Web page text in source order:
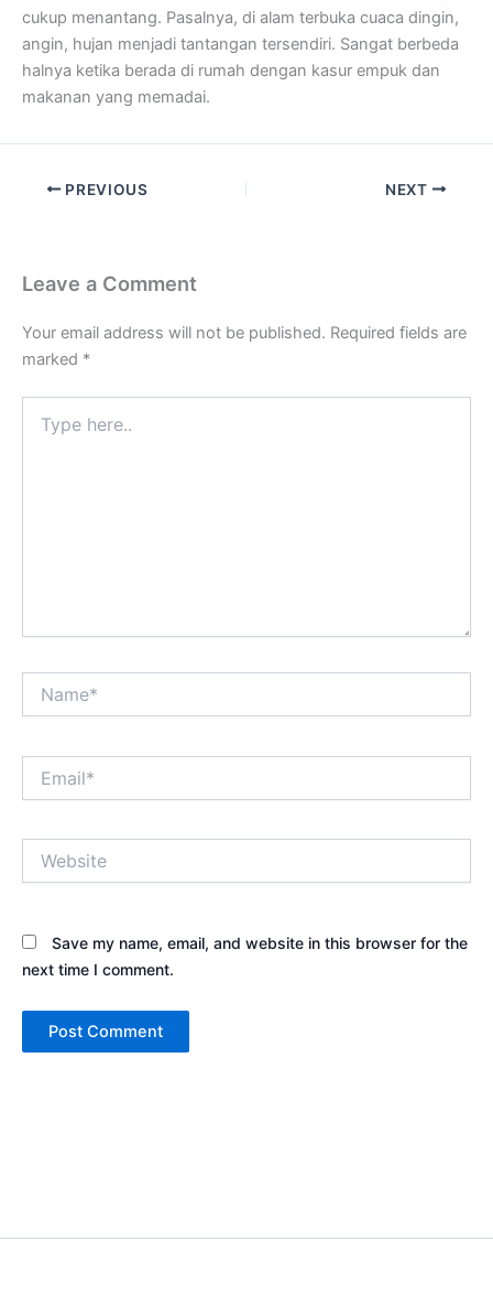
cukup menantang. Pasalnya, di alam terbuka cuaca dingin,
angin, hujan menjadi tantangan tersendiri. Sangat berbeda
halnya ketika berada di rumah dengan kasur empuk dan
makanan yang memadai.
PREVIOUS NEXT
Leave a Comment
Your email address will not be published. Required fields are
marked *
here..
Save my name, email, and website in this browser for the
next time I comment.